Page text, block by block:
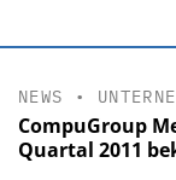
NEWS •
CompuGroup
Quartal 2011